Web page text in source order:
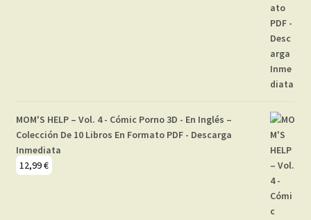
MOM'S HELP – Vol. 4 - Cómic Porno 3D - En Inglés –
Colección De 10 Libros En Formato PDF - Descarga
Inmediata
12,99€